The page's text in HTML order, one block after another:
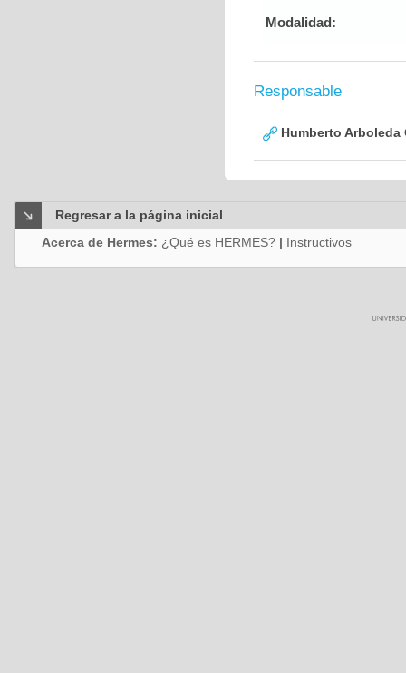
Modalidad:
Responsable
Humberto Arboleda
Regresar a la página inicial
Acerca de Hermes: ¿Qué es HERMES? | Instructivos